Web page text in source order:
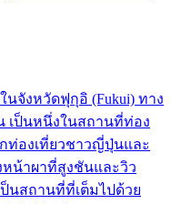
นจังหวัดฟุกุอิ (Fukui) ทาง
เป็นหนึ่งในสถานที่ท่อง
ท่องเที่ยวชาวญี่ปุ่นและ
น้าผาที่สูงชันและวิว
นสถานที่ที่เต็มไปด้วย